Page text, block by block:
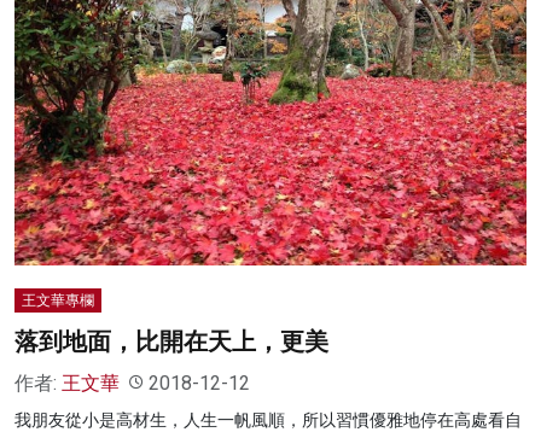
王文華專欄
落到地面，比開在天上，更美
作者: 王文華 2018-12-12
我朋友從小是高材生，人生一帆風順，所以習慣優雅地停在高處看自